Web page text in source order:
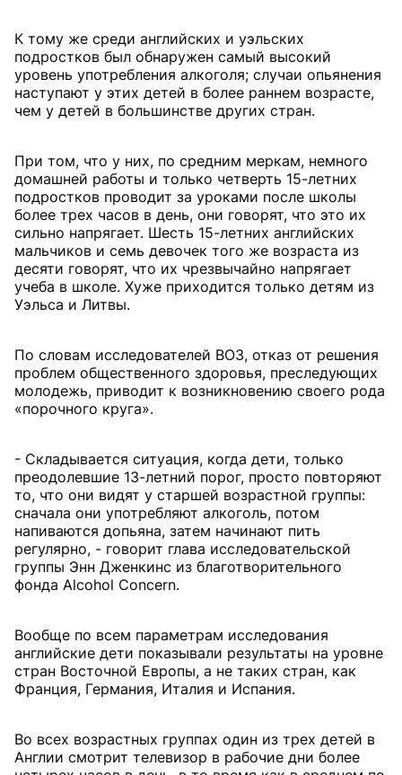
К тому же среди английских и уэльских
подростков был обнаружен самый высокий
уровень употребления алкоголя; случаи опьянения
наступают у этих детей в более раннем возрасте,
чем у детей в большинстве других стран.
При том, что у них, по средним меркам, немного
домашней работы и только четверть 15-летних
подростков проводит за уроками после школы
более трех часов в день, они говорят, что это их
сильно напрягает. Шесть 15-летних английских
мальчиков и семь девочек того же возраста из
десяти говорят, что их чрезвычайно напрягает
учеба в школе. Хуже приходится только детям из
Уэльса и Литвы.
По словам исследователей ВОЗ, отказ от решения
проблем общественного здоровья, преследующих
молодежь, приводит к возникновению своего рода
«порочного круга».
- Складывается ситуация, когда дети, только
преодолевшие 13-летний порог, просто повторяют
то, что они видят у старшей возрастной группы:
сначала они употребляют алкоголь, потом
напиваются допьяна, затем начинают пить
регулярно, - говорит глава исследовательской
группы Энн Дженкинс из благотворительного
фонда Alcohol Concern.
Вообще по всем параметрам исследования
английские дети показывали результаты на уровне
стран Восточной Европы, а не таких стран, как
Франция, Германия, Италия и Испания.
Во всех возрастных группах один из трех детей в
Англии смотрит телевизор в рабочие дни более